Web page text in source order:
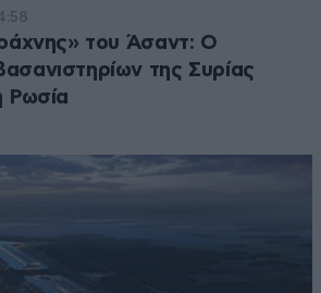
του Άσαντ: Ο
της Συρίας
Ρωσία